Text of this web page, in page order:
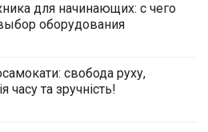
для начинающих: с чего
оборудования
свобода руху,
часу та зручність!